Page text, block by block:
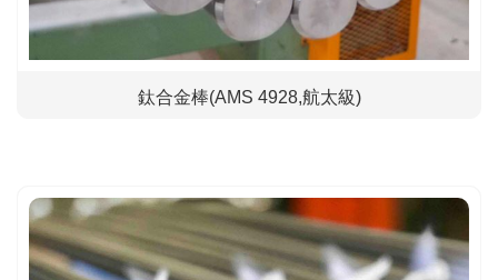
鈦合金棒(AMS 4928,航太級)